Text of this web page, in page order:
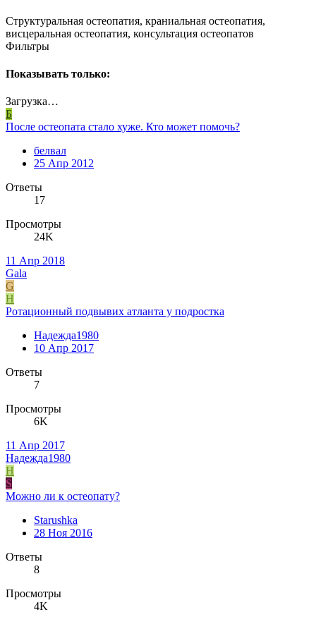
Структуральная остеопатия, краниальная остеопатия,
висцеральная остеопатия, консультация остеопатов
Фильтры
Показывать только:
Загрузка…
Б
После остеопата стало хуже. Кто может помочь?
белвал
25 Апр 2012
Ответы
17
Просмотры
24K
11 Апр 2018
Gala
G
Н
Ротационный подвывих атланта у подростка
Надежда1980
10 Апр 2017
Ответы
7
Просмотры
6K
11 Апр 2017
Надежда1980
Н
S
Можно ли к остеопату?
Starushka
28 Ноя 2016
Ответы
8
Просмотры
4K